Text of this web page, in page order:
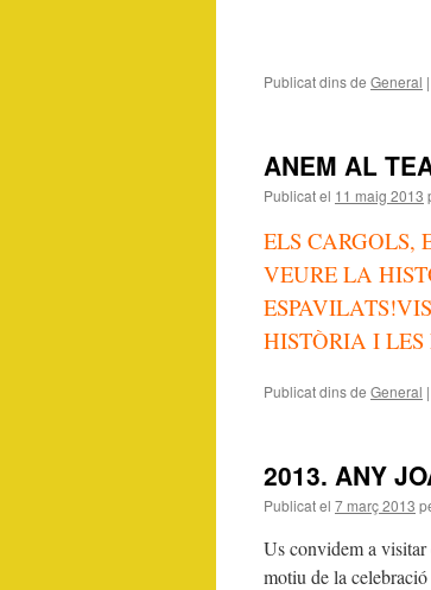
Publicat dins de General |
ANEM AL
Publicat el 11 maig 2013
ELS CARGOLS,
VEURE LA
HISTÒRIA I LES
Publicat dins de General |
2013. ANY
Publicat el 7 març 2013
Us convidem a visitar
motiu de la